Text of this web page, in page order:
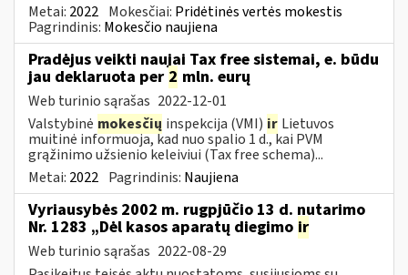
Metai: 2022 Mokesčiai: Pridėtinės vertės mokestis
Pagrindinis: Mokesčio naujiena
Pradėjus veikti naujai Tax free sistemai, e. būdu
jau deklaruota per 2 mln. eurų
Web turinio sąrašas 2022-12-01
Valstybinė mokesčių inspekcija (VMI) ir Lietuvos
muitinė informuoja, kad nuo spalio 1 d., kai PVM
grąžinimo užsienio keleiviui (Tax free schema)...
Metai: 2022 Pagrindinis: Naujiena
Vyriausybės 2002 m. rugpjūčio 13 d. nutarimo
Nr. 1283 „Dėl kasos aparatų diegimo ir
Web turinio sąrašas 2022-08-29